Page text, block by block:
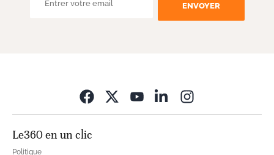
ENVOYER
Le360 en un clic
Politique